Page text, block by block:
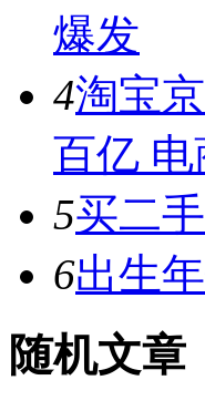
爆发
4淘宝
百亿
5买二
6出生
随机文章